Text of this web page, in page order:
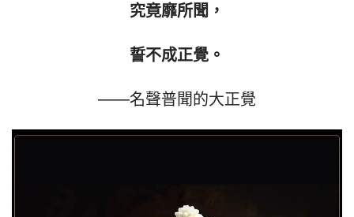
究竟靡所聞，
誓不成正覺。
——名聲普聞的大正覺